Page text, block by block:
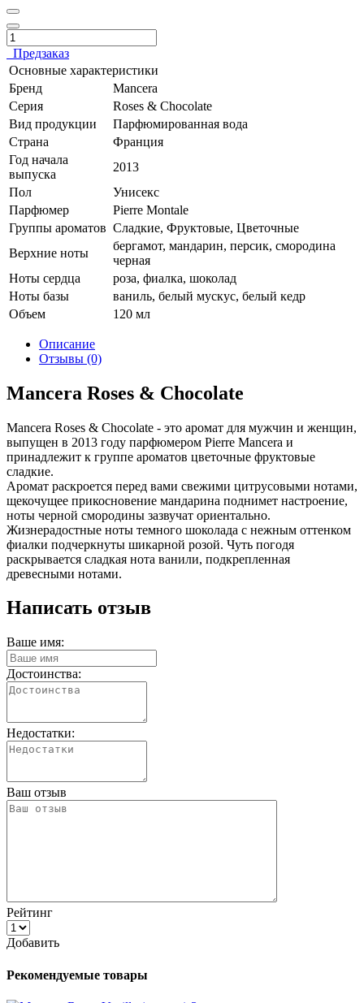
Предзаказ
Основные характеристики
Бренд
Mancera
Серия
Roses & Chocolate
Вид продукции
Парфюмированная вода
Страна
Франция
Год начала
выпуска
2013
Пол
Унисекс
Парфюмер
Pierre Montale
Группы ароматов Сладкие, Фруктовые, Цветочные
Верхние ноты
бергамот, мандарин, персик, смородина
черная
Ноты сердца
роза, фиалка, шоколад
Ноты базы
ваниль, белый мускус, белый кедр
Объем
120 мл
Описание
Отзывы (0)
Mancera Roses & Chocolate
Mancera Roses & Chocolate - это аромат для мужчин и женщин,
выпущен в 2013 году парфюмером Pierre Mancera и
принадлежит к группе ароматов цветочные фруктовые
сладкие.
Аромат раскроется перед вами свежими цитрусовыми нотами,
щекочущее прикосновение мандарина поднимет настроение,
ноты черной смородины зазвучат ориентально.
Жизнерадостные ноты темного шоколада с нежным оттенком
фиалки подчеркнуты шикарной розой. Чуть погодя
раскрывается сладкая нота ванили, подкрепленная
древесными нотами.
Написать отзыв
Ваше имя:
Достоинства:
Недостатки:
Ваш отзыв
Рейтинг
Добавить
Рекомендуемые товары